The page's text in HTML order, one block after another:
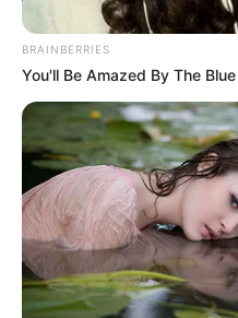
Alcaldía de Medellín
BRAINBERRIES
You'll Be Amazed By The